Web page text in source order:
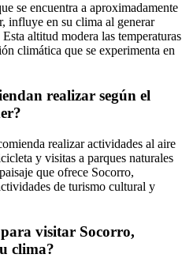
se encuentra a aproximadamente
influye en su clima al generar
altitud modera las temperaturas
climática que se experimenta en
realizar según el
realizar actividades al aire
y visitas a parques naturales
que ofrece Socorro,
de turismo cultural y
visitar Socorro,
clima?